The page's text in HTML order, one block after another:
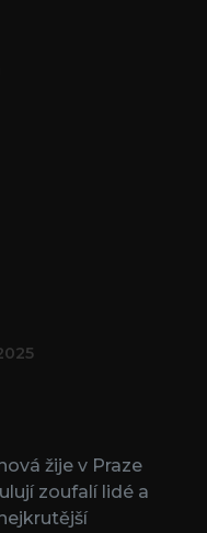
žije v Praze
zoufalí lidé a